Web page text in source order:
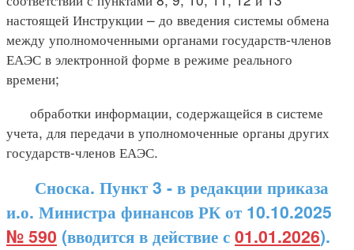
настоящей Инструкции – до введения системы обмена
между уполномоченными органами государств-членов
ЕАЭС в электронной форме в режиме реального
времени;
обработки информации, содержащейся в системе
учета, для передачи в уполномоченные органы других
государств-членов ЕАЭС.
Сноска. Пункт 3 - в редакции приказа
и.о. Министра финансов РК от 10.10.2025
№ 590 (вводится в действие с01.01.2026).